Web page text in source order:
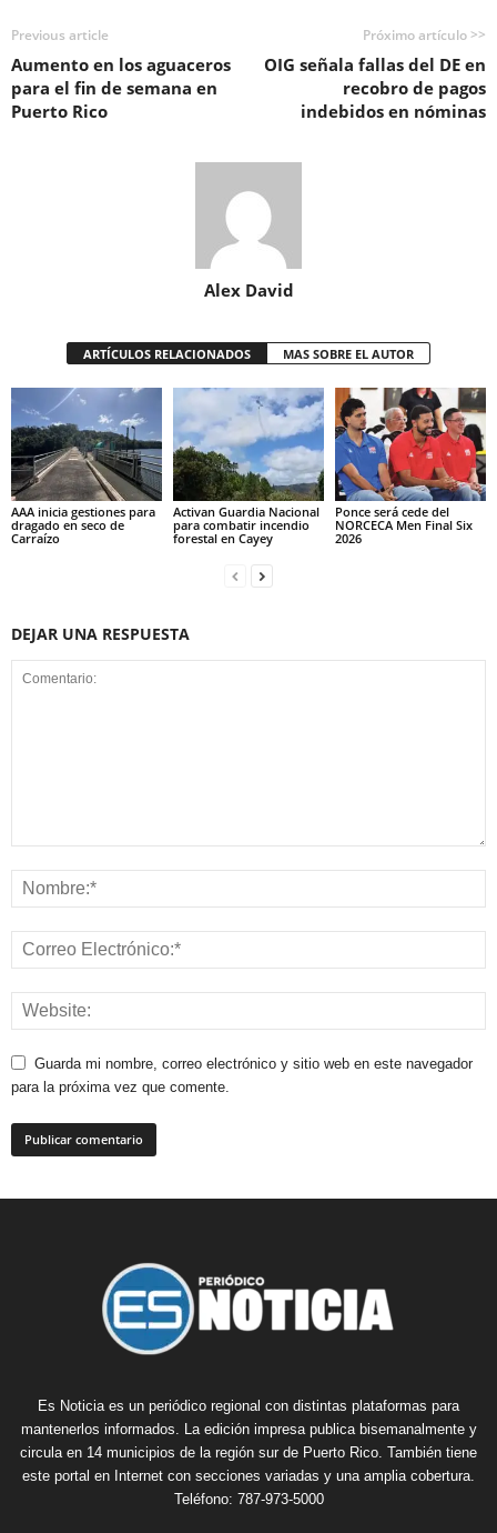
Previous article
Aumento en los aguaceros
para el fin de semana en
Puerto Rico
Próximo artículo >>
OIG señala fallas del DE en
recobro de pagos
indebidos en nóminas
Alex David
ARTÍCULOS RELACIONADOS MAS SOBRE EL AUTOR
AAA inicia gestiones para
dragado en seco de
Carraízo
Activan Guardia Nacional
para combatir incendio
forestal en Cayey
Ponce será cede del
NORCECA Men Final Six
2026
DEJAR UNA RESPUESTA
Guarda mi nombre, correo electrónico y sitio web en este navegador
para la próxima vez que comente.
Es Noticia es un periódico regional con distintas plataformas para
mantenerlos informados. La edición impresa publica bisemanalmente y
circula en 14 municipios de la región sur de Puerto Rico. También tiene
este portal en Internet con secciones variadas y una amplia cobertura.
Teléfono: 787-973-5000